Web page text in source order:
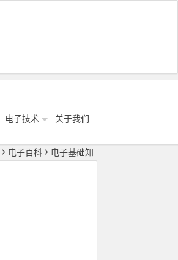
电子技术 关于我们
电子百科
电子基础知